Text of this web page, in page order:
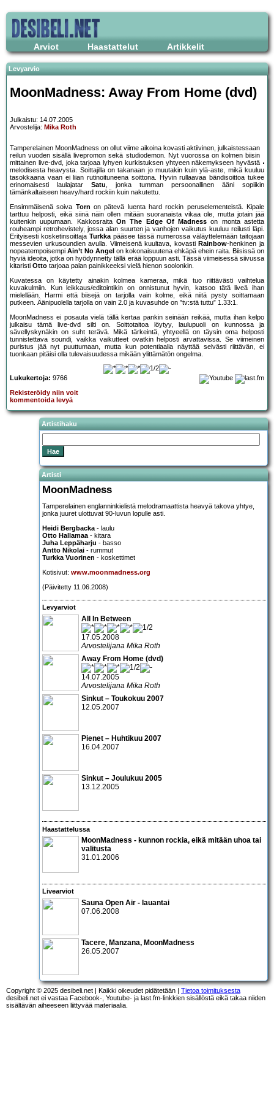
Arviot Haastattelut Artikkelit
Levyarvio
MoonMadness: Away From Home (dvd)
Julkaistu: 14.07.2005
Arvostelija: Mika Roth
Tamperelainen MoonMadness on ollut viime aikoina kovasti aktiivinen, julkaistessaan
reilun vuoden sisällä livepromon sekä studiodemon. Nyt vuorossa on kolmen biisin
mittainen live-dvd, joka tarjoaa lyhyen kurkistuksen yhtyeen näkemykseen hyvästä
melodisesta heavysta. Soittajilla on takanaan jo muutakin kuin ylä-aste, mikä kuuluu
tasokkaana vaan ei liian rutinoituneena soittona. Hyvin rullaavaa bändisoittoa tukee
erinomaisesti laulajatar Satu, jonka tumman persoonallinen ääni sopiikin
tämänkaltaiseen heavy/hard rockiin kuin nakutettu.
Ensimmäisenä soiva Torn on pätevä luenta hard rockin peruselementeistä. Kipale
tarttuu helposti, eikä siinä näin ollen mitään suoranaista vikaa ole, mutta jotain jää
kuitenkin uupumaan. Kakkosraita On The Edge Of Madness on monta astetta
rouheampi retrohevistely, jossa alan suurten ja vanhojen vaikutus kuuluu reilusti läpi.
Erityisesti kosketinsoittaja Turkkapääsee tässä numerossa väläyttelemään taitojaan
messevien urkusoundien avulla. Viimeisenä kuultava, kovasti Rainbow-henkinen ja
nopeatempoisempi Ain’t No Angel on kokonaisuutena ehkäpä ehein raita. Biisissä on
hyviä ideoita, jotka on hyödynnetty tällä erää loppuun asti. Tässä viimeisessä siivussa
kitaristi Otto tarjoaa palan painikkeeksi vielä hienon soolonkin.
Kuvatessa on käytetty ainakin kolmea kameraa, mikä tuo riittävästi vaihtelua
kuvakulmiin. Kun leikkaus/editointikin on onnistunut hyvin, katsoo tätä liveä ihan
mielellään. Harmi että biisejä on tarjolla vain kolme, eikä niitä pysty soittamaan
putkeen. Äänipuolella tarjolla on vain 2.0 ja kuvasuhde on ”tv:stä tuttu” 1.33:1.
MoonMadness ei posauta vielä tällä kertaa pankin seinään reikää, mutta ihan kelpo
julkaisu tämä live-dvd silti on. Soittotaitoa löytyy, laulupuoli on kunnossa ja
sävellyskynäkin on suht terävä. Mikä tärkeintä, yhtyeellä on täysin oma helposti
tunnistettava soundi, vaikka vaikutteet ovatkin helposti arvattavissa. Se viimeinen
puristus jää nyt puuttumaan, mutta kun potentiaalia näyttää selvästi riittävän, ei
tuonkaan pitäisi olla tulevaisuudessa mikään ylittämätön ongelma.
Lukukertoja: 9766
Rekisteröidy niin voit
kommentoida levyä
Artistihaku
Artisti
MoonMadness
Tamperelainen englanninkielistä melodramaattista heavyä takova yhtye,
jonka juuret ulottuvat 90-luvun lopulle asti.
Heidi Bergbacka - laulu
Otto Hallamaa - kitara
Juha Leppäharju - basso
Antto Nikolai - rummut
Turkka Vuorinen - koskettimet
Kotisivut: www.moonmadness.org
(Päivitetty 11.06.2008)
Levyarviot
All In Between
17.05.2008
Arvostelijana Mika Roth
Away From Home (dvd)
14.07.2005
Arvostelijana Mika Roth
Sinkut – Toukokuu 2007
12.05.2007
Pienet – Huhtikuu 2007
16.04.2007
Sinkut – Joulukuu 2005
13.12.2005
Haastattelussa
MoonMadness - kunnon rockia, eikä mitään uhoa tai
valitusta
31.01.2006
Livearviot
Sauna Open Air - lauantai
07.06.2008
Tacere, Manzana, MoonMadness
26.05.2007
Copyright © 2025 desibeli.net | Kaikki oikeudet pidätetään | Tietoa toimituksesta
desibeli.net ei vastaa Facebook-, Youtube- ja last.fm-linkkien sisällöstä eikä takaa niiden
sisältävän aiheeseen liittyvää materiaalia.